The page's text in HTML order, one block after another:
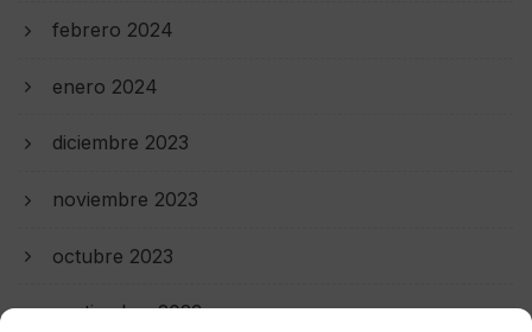
febrero 2024
enero 2024
diciembre 2023
noviembre 2023
octubre 2023
septiembre 2023